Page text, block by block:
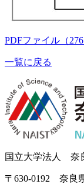
PDFファイル（
一覧に戻る
国立大学法人 奈
〒630-0192 奈良